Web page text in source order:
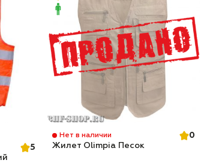
5
Нет в наличии
0
Жилет Olimpia Песок